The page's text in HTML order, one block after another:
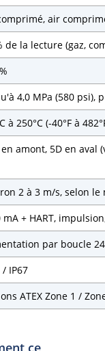
air
de la lecture (gaz,
4,0 MPa (580
à 250°C (-40°F à
amont, 5D en aval
2 à 3 m/s, selon le
mA + HART,
par boucle
/ IP67
ATEX Zone 1 /
ce